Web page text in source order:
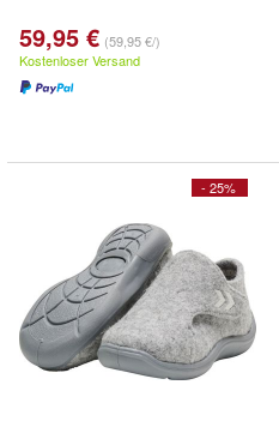
59,95 € (59,95 €/)
Kostenloser Versand
- 25%